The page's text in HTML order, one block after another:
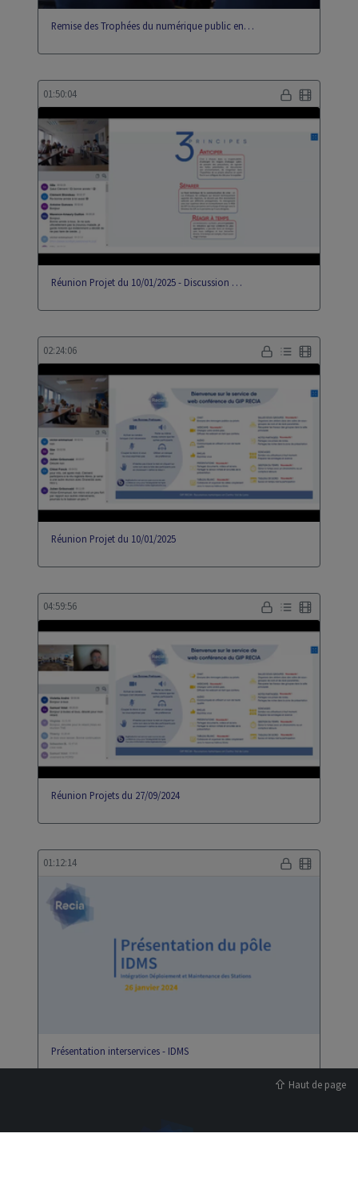
Remise des Trophées du numérique public en…
01:50:04
Réunion Projet du 10/01/2025 - Discussion …
02:24:06
Réunion Projet du 10/01/2025
04:59:56
Réunion Projets du 27/09/2024
01:12:14
Présentation interservices - IDMS
Haut de page